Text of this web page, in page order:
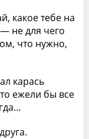
какое тебе на
не для чего
что нужно,
карась
ежели бы все